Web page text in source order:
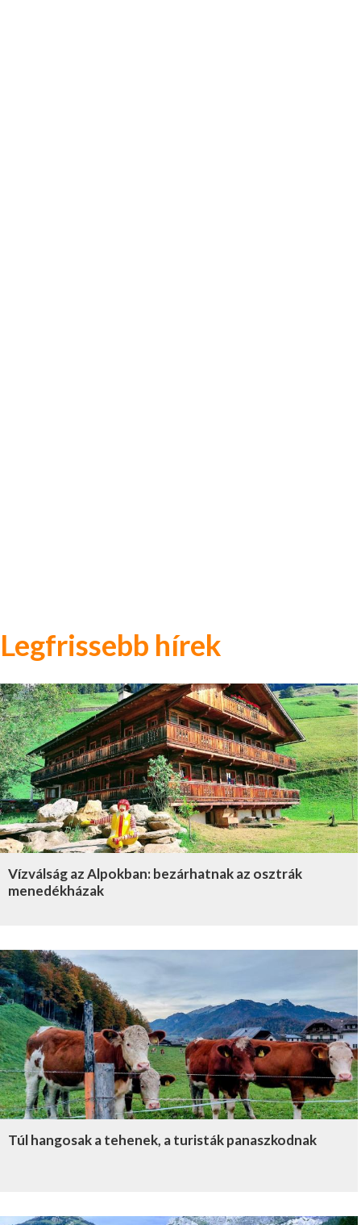
Legfrissebb hírek
Vízválság az Alpokban: bezárhatnak az osztrák
menedékházak
Túl hangosak a tehenek, a turisták panaszkodnak